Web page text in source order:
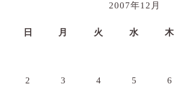
2007年12月
日 月 火 水 木
2 3 4 5 6